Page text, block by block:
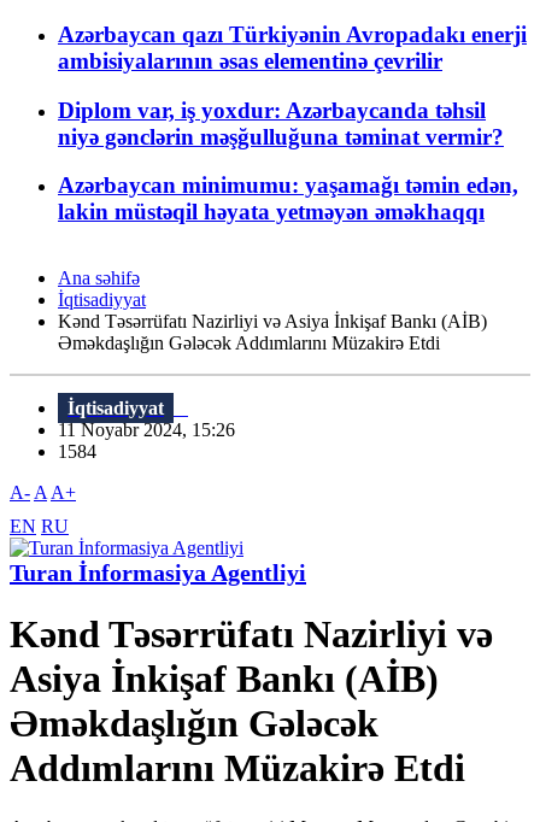
Azərbaycan qazı Türkiyənin Avropadakı enerji
ambisiyalarının əsas elementinə çevrilir
Diplom var, iş yoxdur: Azərbaycanda təhsil
niyə gənclərin məşğulluğuna təminat vermir?
Azərbaycan minimumu: yaşamağı təmin edən,
lakin müstəqil həyata yetməyən əməkhaqqı
Ana səhifə
İqtisadiyyat
Kənd Təsərrüfatı Nazirliyi və Asiya İnkişaf Bankı (AİB)
Əməkdaşlığın Gələcək Addımlarını Müzakirə Etdi
İqtisadiyyat
11 Noyabr 2024, 15:26
1584
A- A A+
EN RU
Turan İnformasiya Agentliyi
Kənd Təsərrüfatı Nazirliyi və
Asiya İnkişaf Bankı (AİB)
Əməkdaşlığın Gələcək
Addımlarını Müzakirə Etdi